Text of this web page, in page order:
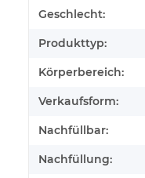
Geschlecht:
Produkttyp:
Körperbereich:
Verkaufsform:
Nachfüllbar:
Nachfüllung: